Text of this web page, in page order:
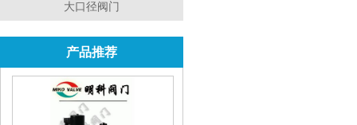
大口径阀门
产品推荐